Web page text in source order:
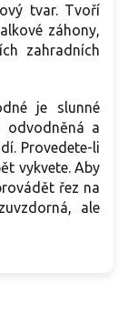
tvar. Tvoří
záhony,
zahradních
je slunné
odvodněná a
Provedete-li
vykvete. Aby
řez na
ale